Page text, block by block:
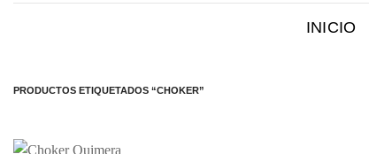
INICIO
PRODUCTOS ETIQUETADOS “CHOKER”